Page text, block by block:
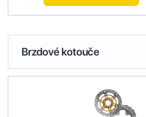
Brzdové kotouče